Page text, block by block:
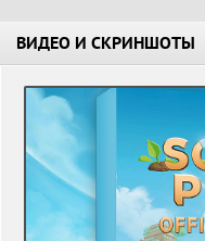
ВИДЕО И СКРИНШОТЫ